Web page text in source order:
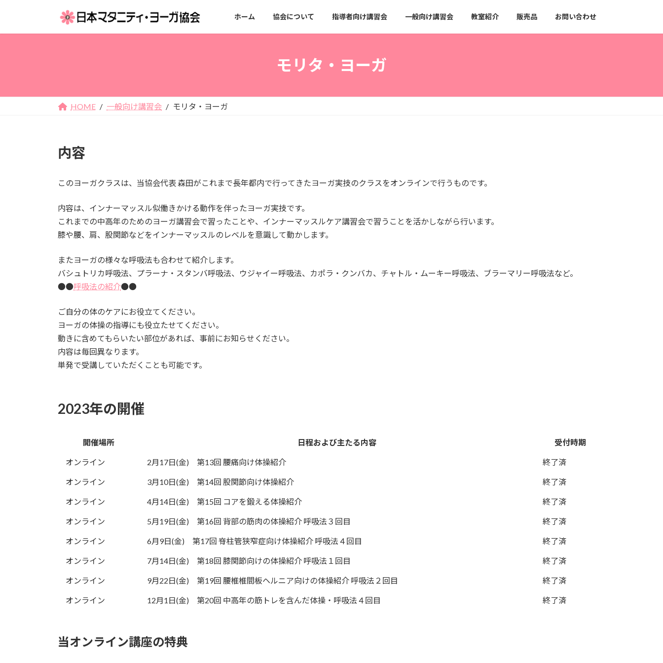
ホーム 協会について 指導者向け講習会 一般向け講習会 教室紹介 販売品 お問い合わせ
モリタ・ヨーガ
HOME 一般向け講習会 モリタ・ヨーガ
内容
このヨーガクラスは、当協会代表 森田がこれまで長年都内で行ってきたヨーガ実技のクラスをオンラインで行うものです。
内容は、インナーマッスル似働きかける動作を伴ったヨーガ実技です。
これまでの中高年のためのヨーガ講習会で習ったことや、インナーマッスルケア講習会で習うことを活かしながら行います。
膝や腰、肩、股関節などをインナーマッスルのレベルを意識して動かします。
またヨーガの様々な呼吸法も合わせて紹介します。
バシュトリカ呼吸法、プラーナ・スタンバ呼吸法、ウジャイー呼吸法、カポラ・クンバカ、チャトル・ムーキー呼吸法、ブラーマリー呼吸法など。
●●呼吸法の紹介●●
ご自分の体のケアにお役立てください。
ヨーガの体操の指導にも役立たせてください。
動きに含めてもらいたい部位があれば、事前にお知らせください。
内容は毎回異なります。
単発で受講していただくことも可能です。
2023年の開催
開催場所 日程および主たる内容 受付時期
オンライン 2月17日(金) 第13回 腰痛向け体操紹介 終了済
オンライン 3月10日(金) 第14回 股関節向け体操紹介 終了済
オンライン 4月14日(金) 第15回 コアを鍛える体操紹介 終了済
オンライン 5月19日(金) 第16回 背部の筋肉の体操紹介 呼吸法３回目 終了済
オンライン 6月9日(金) 第17回 脊柱管狭窄症向け体操紹介 呼吸法４回目 終了済
オンライン 7月14日(金) 第18回 膝関節向けの体操紹介 呼吸法１回目 終了済
オンライン 9月22日(金) 第19回 腰椎椎間板ヘルニア向けの体操紹介 呼吸法２回目 終了済
オンライン 12月1日(金) 第20回 中高年の筋トレを含んだ体操・呼吸法４回目 終了済
当オンライン講座の特典